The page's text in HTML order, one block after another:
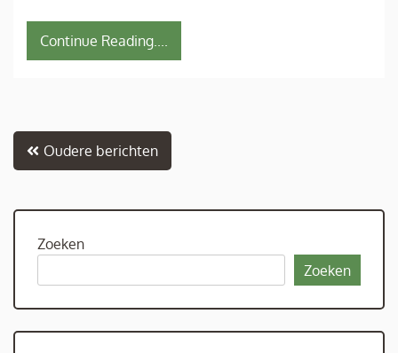
Continue Reading....
Berichtnavigatie
Oudere berichten
Zoeken
Zoeken